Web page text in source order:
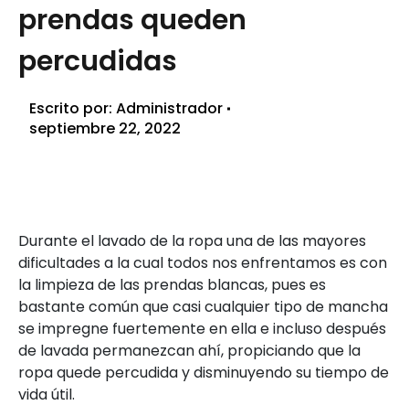
prendas queden
percudidas
Escrito por: Administrador
septiembre 22, 2022
Durante el lavado de la ropa una de las mayores
dificultades a la cual todos nos enfrentamos es con
la limpieza de las prendas blancas, pues es
bastante común que casi cualquier tipo de mancha
se impregne fuertemente en ella e incluso después
de lavada permanezcan ahí, propiciando que la
ropa quede percudida y disminuyendo su tiempo de
vida útil.